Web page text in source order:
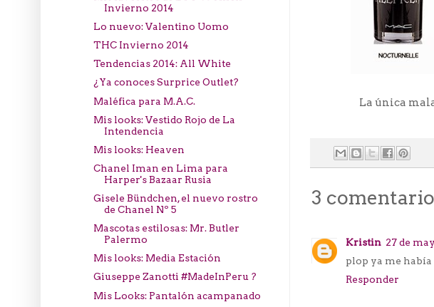
La única
3
Kristin 27 de
plop ya me
Responder
Invierno 2014
Lo nuevo: Valentino Uomo
THC Invierno 2014
Tendencias 2014: All White
¿Ya conoces Surprice Outlet?
Maléfica para M.A.C.
Mis looks: Vestido Rojo de La
Intendencia
Mis looks: Heaven
Chanel Iman en Lima para
Harper's Bazaar Rusia
Gisele Bündchen, el nuevo rostro
de Chanel Nº 5
Mascotas estilosas: Mr. Butler
Palermo
Mis looks: Media Estación
Giuseppe Zanotti #MadeInPeru ?
Mis Looks: Pantalón acampanado